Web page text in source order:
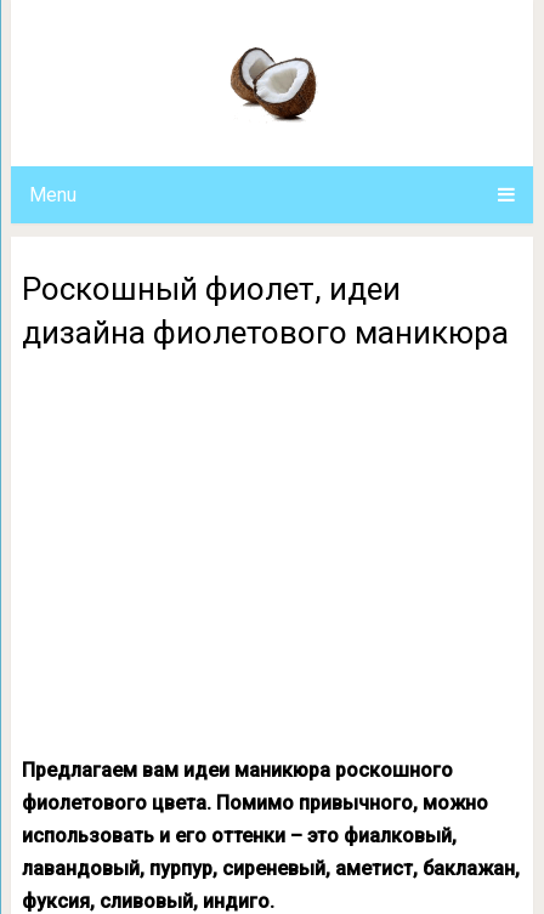
Menu
Роскошный фиолет, идеи
дизайна фиолетового маникюра
Предлагаем вам идеи маникюра роскошного
фиолетового цвета. Помимо привычного, можно
использовать и его оттенки – это фиалковый,
лавандовый, пурпур, сиреневый, аметист, баклажан,
фуксия, сливовый, индиго.